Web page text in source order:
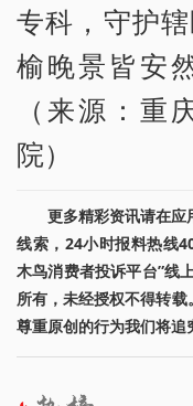
专科，守护
榆晚景皆安
（来源：重
院）
更多精彩资讯请在应
线索，24小时报料热线
木鸟消费者投诉平台”线
所有，未经授权不得转
尊重原创的行为我们将追